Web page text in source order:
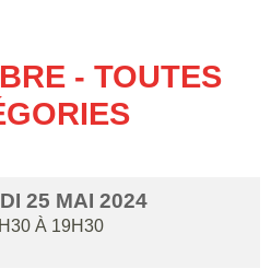
- TOUTES
25 MAI 2024
À 19H30